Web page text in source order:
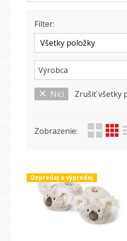
Filter:
Výrobca
Nici Zrušiť všetky
Zobrazenie:
Dopredaj a výpredaj